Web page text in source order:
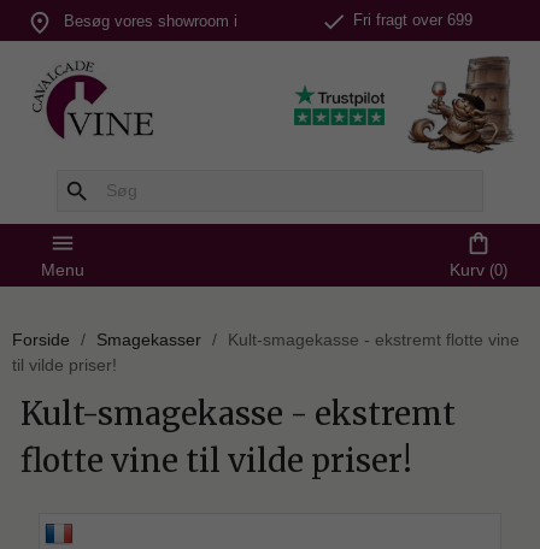
place Besøg vores showroom i
Silkeborg
check Fri fragt over 699
search
menu
Menu
shopping_bag
Kurv (0)
Forside Smagekasser
Kult-smagekasse - ekstremt flotte vine
til vilde priser!
Kult-smagekasse - ekstremt
flotte vine til vilde priser!